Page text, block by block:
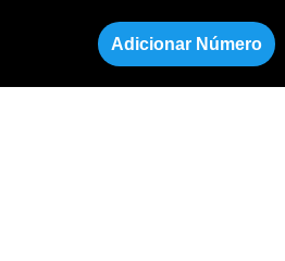
Adicionar Número